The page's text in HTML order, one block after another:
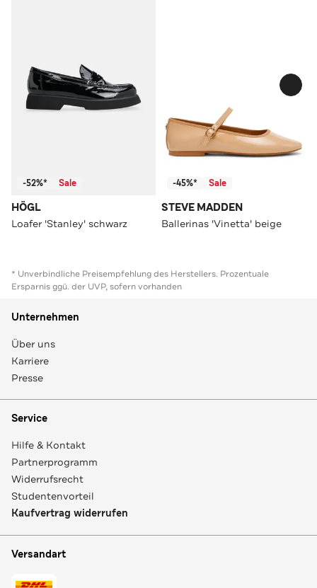
-52%* Sale
HÖGL
Loafer 'Stanley' schwarz
-45%* Sale
STEVE MADDEN
Ballerinas 'Vinetta' beige
* Unverbindliche Preisempfehlung des Herstellers. Prozentuale
Ersparnis ggü. der UVP, sofern vorhanden
Unternehmen
Über uns
Karriere
Presse
Service
Hilfe & Kontakt
Partnerprogramm
Widerrufsrecht
Studentenvorteil
Kaufvertrag widerrufen
Versandart